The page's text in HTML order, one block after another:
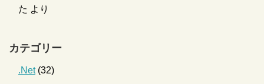
た より
カテゴリー
.Net(32)